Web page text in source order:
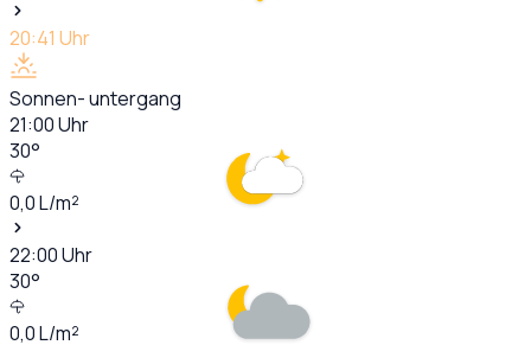
20:41 Uhr
Sonnen- untergang
21:00Uhr
30°
0,0L/m²
22:00Uhr
30°
0,0L/m²